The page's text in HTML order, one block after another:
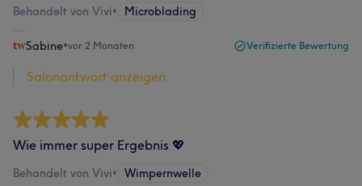
Behandelt von Vivi• Microblading
Sabine•vor 2 Monaten Verifizierte Bewertung
Salonantwort anzeigen
Wie immer super Ergebnis 💖
Behandelt von Vivi• Wimpernwelle